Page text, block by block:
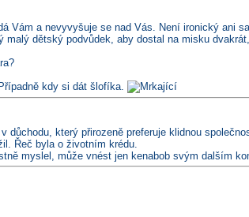
Vám a nevyvyšuje se nad Vás. Není ironický ani
dětský podvůdek, aby dostal na misku
kdy si dát šlofíka.
důchodu, který přirozeně preferuje klidnou
Řeč byla o životním krédu.
myslel, může vnést jen kenabob svým dalším